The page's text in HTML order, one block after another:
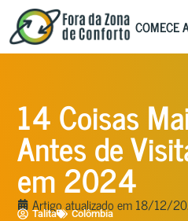
COMECE
14 Coisas
Antes de
em 2024
Artigo atualizado em18/12/
Talita Colômbia